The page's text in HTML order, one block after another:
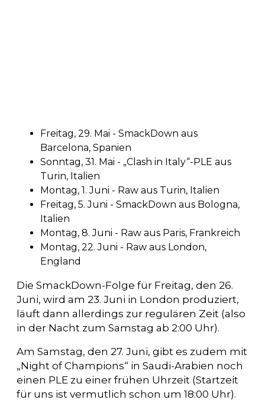
Freitag, 29. Mai - SmackDown aus
Barcelona, Spanien
Sonntag, 31. Mai - „Clash in Italy“-PLE aus
Turin, Italien
Montag, 1. Juni - Raw aus Turin, Italien
Freitag, 5. Juni - SmackDown aus Bologna,
Italien
Montag, 8. Juni - Raw aus Paris, Frankreich
Montag, 22. Juni - Raw aus London,
England
Die SmackDown-Folge für Freitag, den 26.
Juni, wird am 23. Juni in London produziert,
läuft dann allerdings zur regulären Zeit (also
in der Nacht zum Samstag ab 2:00 Uhr).
Am Samstag, den 27. Juni, gibt es zudem mit
„Night of Champions“ in Saudi-Arabien noch
einen PLE zu einer frühen Uhrzeit (Startzeit
für uns ist vermutlich schon um 18:00 Uhr).